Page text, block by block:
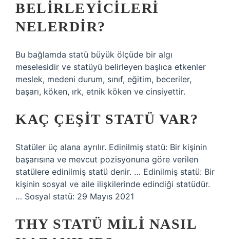
BELIRLEYICILERI
NELERDIR?
Bu bağlamda statü büyük ölçüde bir algı
meselesidir ve statüyü belirleyen başlıca etkenler
meslek, medeni durum, sınıf, eğitim, beceriler,
başarı, köken, ırk, etnik köken ve cinsiyettir.
KAÇ ÇEŞIT STATÜ VAR?
Statüler üç alana ayrılır. Edinilmiş statü: Bir kişinin
başarısına ve mevcut pozisyonuna göre verilen
statülere edinilmiş statü denir. … Edinilmiş statü: Bir
kişinin sosyal ve aile ilişkilerinde edindiği statüdür.
… Sosyal statü: 29 Mayıs 2021
THY STATÜ MILI NASIL